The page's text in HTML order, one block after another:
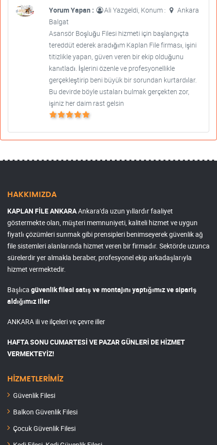
Yorum Yapan : Ali Yazgeldi, Konum :
Ankara
Balgat
Asansör Boşluğu Filesi hizmeti için başlangıçta
tereddüt ederek aradığım Kaplan File firması, işini
titizlikle yapan, güven veren bir ekip olduğunu
kanıtladı. İşlerini özenle ve profesyonellikle
gerçekleştirip beni büyük bir sorundan kurtardılar.
Bu devirde böyle ustaları bulmak gerçekten zor,
işiniz her daim rast gelsin
HAKKIMIZDA
KAPLAN FİLE ANKARAAnkara'da uzun yıllardır faaliyet
göstermekte olan, müşteri memnuniyeti, kaliteli hizmet ve uygun
fiyatlı çözümleri sunmak gibi prensipleri benimseyerek güvenlik ağ
file sistemleri alanlarında hizmet veren bir firmadır. Sektörde uzunca
sürelerdir yer almakla beraber, profesyonel ekip arkadaşlarıyla
hizmet vermektedir.
Başlıca güvenlik filesi satış ve montajını yaptığımız ve sipariş
aldığımız iller
ANKARA ili ve ilçeleri ve çevre iller
HAFTA SONU CUMARTESİ VE PAZAR GÜNLERİ DE HİZMET
VERMEKTEYİZ!
HİZMETLERİMİZ
Güvenlik Filesi
Balkon Güvenlik Filesi
Çocuk Güvenlik Filesi